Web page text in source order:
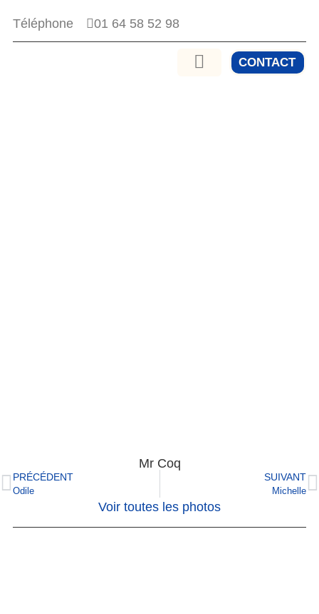
Téléphone 01 64 58 52 98
CONTACT
Mr Coq
PRÉCÉDENT
Odile
SUIVANT
Michelle
Voir toutes les photos